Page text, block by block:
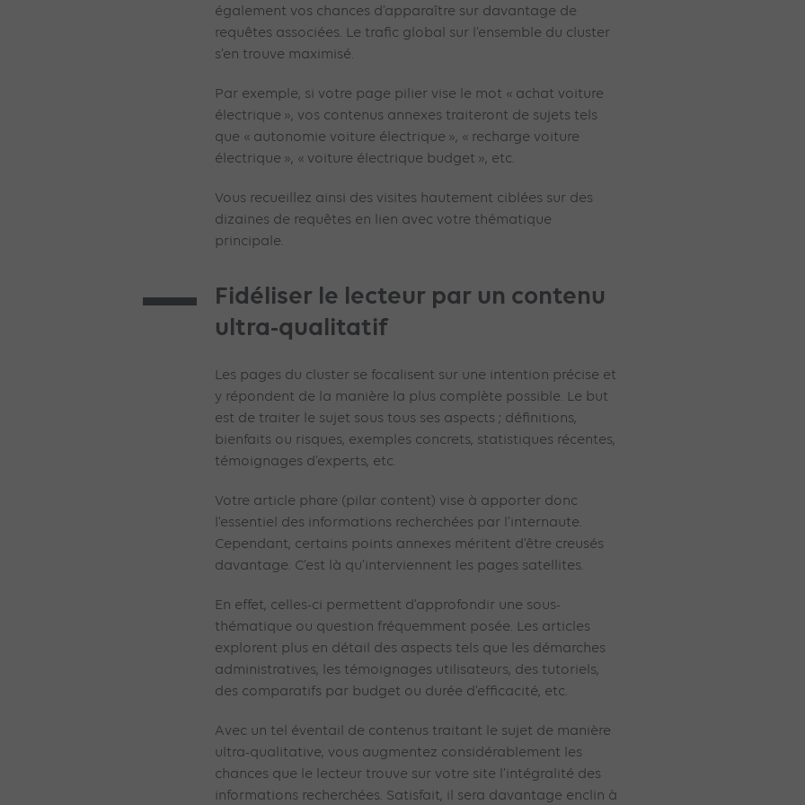
également vos chances d’apparaître sur davantage de
requêtes associées. Le trafic global sur l’ensemble du cluster
s’en trouve maximisé.
Par exemple, si votre page pilier vise le mot « achat voiture
électrique », vos contenus annexes traiteront de sujets tels
que « autonomie voiture électrique », « recharge voiture
électrique », « voiture électrique budget », etc.
Vous recueillez ainsi des visites hautement ciblées sur des
dizaines de requêtes en lien avec votre thématique
principale.
Fidéliser le lecteur par un contenu
ultra-qualitatif
Les pages du cluster se focalisent sur une intention précise et
y répondent de la manière la plus complète possible. Le but
est de traiter le sujet sous tous ses aspects ; définitions,
bienfaits ou risques, exemples concrets, statistiques récentes,
témoignages d’experts, etc.
Votre article phare (pilar content) vise à apporter donc
l’essentiel des informations recherchées par l’internaute.
Cependant, certains points annexes méritent d’être creusés
davantage. C’est là qu’interviennent les pages satellites.
En effet, celles-ci permettent d’approfondir une sous-
thématique ou question fréquemment posée. Les articles
explorent plus en détail des aspects tels que les démarches
administratives, les témoignages utilisateurs, des tutoriels,
des comparatifs par budget ou durée d’efficacité, etc.
Avec un tel éventail de contenus traitant le sujet de manière
ultra-qualitative, vous augmentez considérablement les
chances que le lecteur trouve sur votre site l’intégralité des
informations recherchées. Satisfait, il sera davantage enclin à